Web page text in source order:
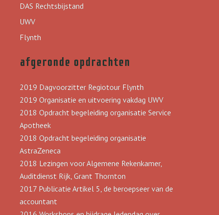
DAS Rechtsbijstand
UWV
Flynth
afgeronde opdrachten
2019 Dagvoorzitter Regiotour Flynth
2019 Organisatie en uitvoering vakdag UWV
2018 Opdracht begeleiding organisatie Service
Apotheek
2018 Opdracht begeleiding organisatie
AstraZeneca
2018 Lezingen voor Algemene Rekenkamer,
Auditdienst Rijk, Grant Thornton
2017 Publicatie Artikel 5, de beroepseer van de
accountant